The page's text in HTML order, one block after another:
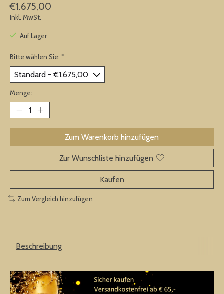
€1.675,00
Inkl. MwSt.
Auf Lager
Bitte wählen Sie: *
Menge:
Zum Warenkorb hinzufügen
Zur Wunschliste hinzufügen
Kaufen
Zum Vergleich hinzufügen
Beschreibung